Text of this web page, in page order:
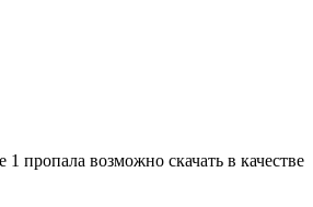
1 пропала возможно скачать в качестве